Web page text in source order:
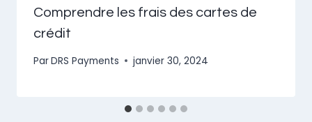
Comprendre les frais des cartes de
crédit
ParDRS Payments janvier 30, 2024